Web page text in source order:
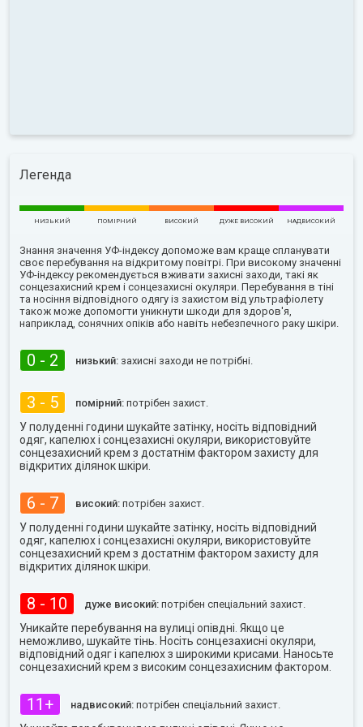
Легенда
НИЗЬКИЙ ПОМІРНИЙ ВИСОКИЙ ДУЖЕ ВИСОКИЙ НАДВИСОКИЙ
Знання значення УФ-індексу допоможе вам краще спланувати
своє перебування на відкритому повітрі. При високому значенні
УФ-індексу рекомендується вживати захисні заходи, такі як
сонцезахисний крем і сонцезахисні окуляри. Перебування в тіні
та носіння відповідного одягу із захистом від ультрафіолету
також може допомогти уникнути шкоди для здоров'я,
наприклад, сонячних опіків або навіть небезпечного раку шкіри.
0 - 2 низький: захисні заходи не потрібні.
3 - 5 помірний: потрібен захист.
У полуденні години шукайте затінку, носіть відповідний
одяг, капелюх і сонцезахисні окуляри, використовуйте
сонцезахисний крем з достатнім фактором захисту для
відкритих ділянок шкіри.
6 - 7 високий: потрібен захист.
У полуденні години шукайте затінку, носіть відповідний
одяг, капелюх і сонцезахисні окуляри, використовуйте
сонцезахисний крем з достатнім фактором захисту для
відкритих ділянок шкіри.
8 - 10 дуже високий: потрібен спеціальний захист.
Уникайте перебування на вулиці опівдні. Якщо це
неможливо, шукайте тінь. Носіть сонцезахисні окуляри,
відповідний одяг і капелюх з широкими крисами. Наносьте
сонцезахисний крем з високим сонцезахисним фактором.
11+ надвисокий: потрібен спеціальний захист.